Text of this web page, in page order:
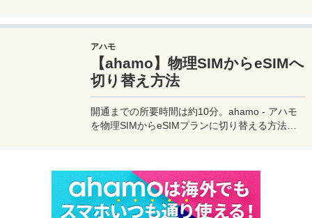
アハモ
【ahamo】物理SIMからeSIMへ
切り替え方法
開通までの所要時間は約10分。ahamo - アハモ
を物理SIMからeSIMプランに切り替える方法。